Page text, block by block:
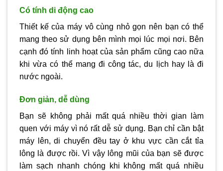
Có tính di động cao
Thiết kế của máy vô cùng nhỏ gọn nên bạn có thể
mang theo sử dụng bên mình mọi lúc mọi nơi. Bên
cạnh đó tính linh hoạt của sản phẩm cũng cao nữa
khi vừa có thể mang đi công tác, du lịch hay là đi
nước ngoài.
Đơn giản, dễ dùng
Bạn sẽ không phải mất quá nhiều thời gian làm
quen với máy vì nó rất dễ sử dụng. Bạn chỉ cần bật
máy lên, di chuyển đều tay ở khu vực cần cắt tỉa
lông là được rồi. Vì vậy lông mũi của bạn sẽ được
làm sạch nhanh chóng khi không mất quá nhiều